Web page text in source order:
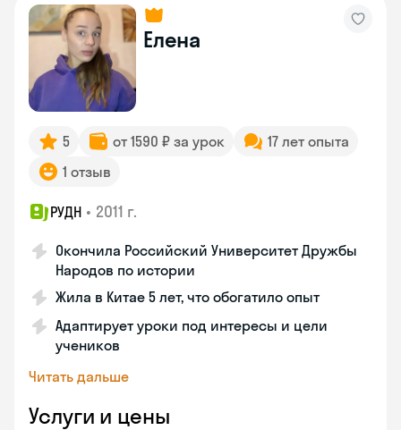
Елена
5 от 1590 ₽ за урок
17 лет опыта
1 отзыв
РУДН • 2011 г.
Окончила Российский Университет Дружбы
Народов по истории
Жила в Китае 5 лет, что обогатило опыт
Адаптирует уроки под интересы и цели
учеников
Читать дальше
Услуги и цены